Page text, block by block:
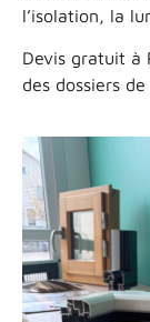
l’isolation, la
Devis gratuit à
des dossiers